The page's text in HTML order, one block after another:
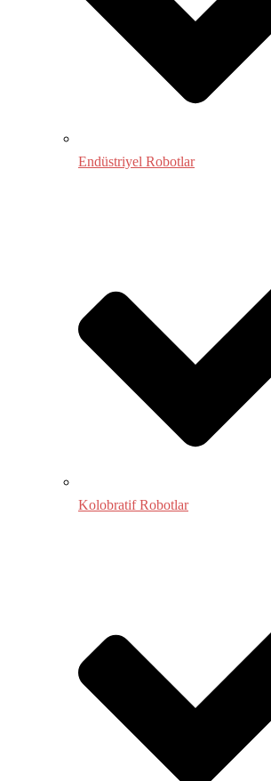
Endüstriyel Robotlar
Kolobratif Robotlar